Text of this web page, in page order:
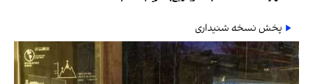
پخش نسخه شنیداری